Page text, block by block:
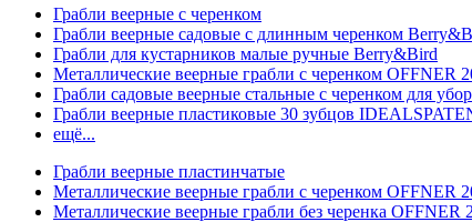
Грабли веерные с черенком
Грабли веерные садовые с длинным черенком
Грабли для кустарников малые ручные Berry&Bird
Металлические веерные грабли с черенком OFFNER
Грабли садовые веерные стальные с черенком для
Грабли веерные пластиковые 30 зубцов
ещё...
Грабли веерные пластинчатые
Металлические веерные грабли с черенком OFFNER
Металлические веерные грабли без черенка